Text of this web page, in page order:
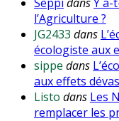
l’Agriculture ?
JG2433 dans
écologiste aux
sippe dans
aux effets
Listo dans Les
remplacer les